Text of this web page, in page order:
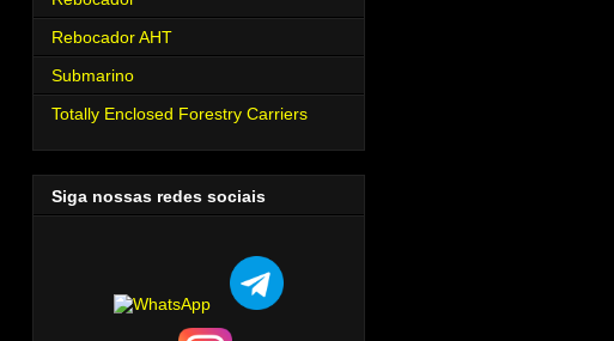
Rebocador AHT
Submarino
Totally Enclosed Forestry Carriers
Siga nossas redes sociais